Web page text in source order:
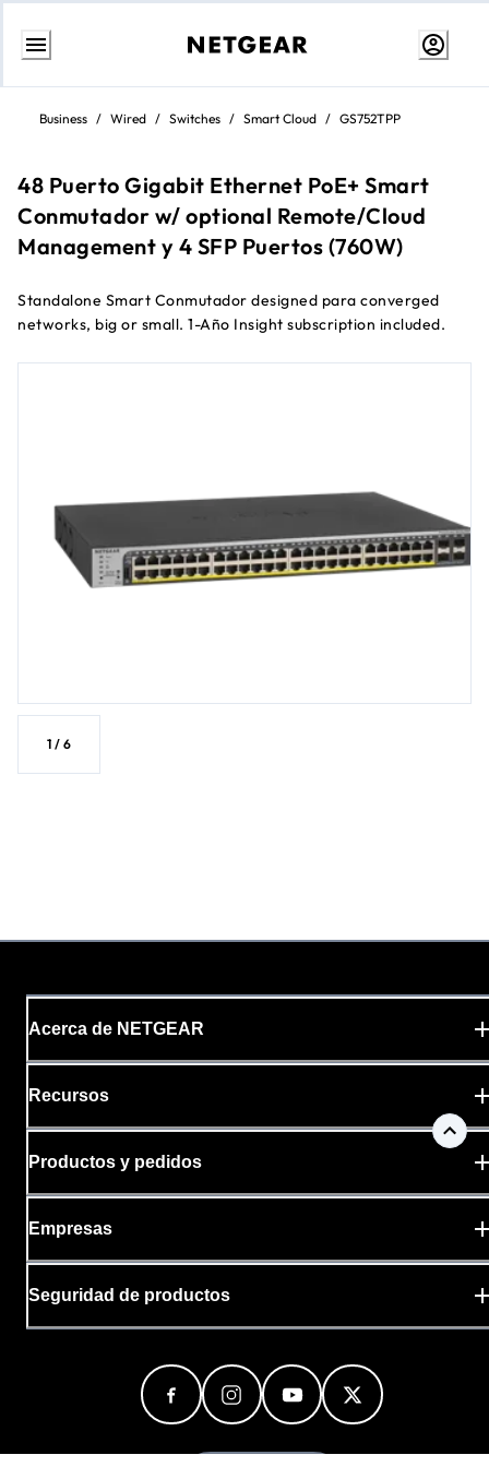
Ir
contenido
Business / Wired / Switches / Smart Cloud / GS752TPP
48 Puerto Gigabit Ethernet PoE+ Smart
Conmutador w/ optional Remote/Cloud
Management y 4 SFP Puertos (760W)
Standalone Smart Conmutador designed para converged
networks, big or small. 1-Año Insight subscription included.
1 / 6
Acerca de NETGEAR
Recursos
Productos y pedidos
Empresas
Seguridad de productos